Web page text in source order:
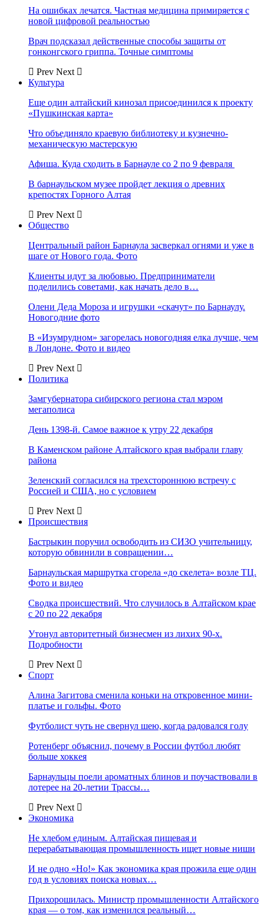
На ошибках лечатся. Частная медицина примиряется с
новой цифровой реальностью
Врач подсказал действенные способы защиты от
гонконгского гриппа. Точные симптомы
Prev Next
Культура
Еще один алтайский кинозал присоединился к проекту
«Пушкинская карта»
Что объединяло краевую библиотеку и кузнечно-
механическую мастерскую
Афиша. Куда сходить в Барнауле со 2 по 9 февраля
В барнаульском музее пройдет лекция о древних
крепостях Горного Алтая
Prev Next
Общество
Центральный район Барнаула засверкал огнями и уже в
шаге от Нового года. Фото
Клиенты идут за любовью. Предприниматели
поделились советами, как начать дело в…
Олени Деда Мороза и игрушки «скачут» по Барнаулу.
Новогодние фото
В «Изумрудном» загорелась новогодняя елка лучше, чем
в Лондоне. Фото и видео
Prev Next
Политика
Замгубернатора сибирского региона стал мэром
мегаполиса
День 1398-й. Самое важное к утру 22 декабря
В Каменском районе Алтайского края выбрали главу
района
Зеленский согласился на трехстороннюю встречу с
Россией и США, но с условием
Prev Next
Происшествия
Бастрыкин поручил освободить из СИЗО учительницу,
которую обвинили в совращении…
Барнаульская маршрутка сгорела «до скелета» возле ТЦ.
Фото и видео
Сводка происшествий. Что случилось в Алтайском крае
с 20 по 22 декабря
Утонул авторитетный бизнесмен из лихих 90-х.
Подробности
Prev Next
Спорт
Алина Загитова сменила коньки на откровенное мини-
платье и гольфы. Фото
Футболист чуть не свернул шею, когда радовался голу
Ротенберг объяснил, почему в России футбол любят
больше хоккея
Барнаульцы поели ароматных блинов и поучаствовали в
лотерее на 20-летии Трассы…
Prev Next
Экономика
Не хлебом единым. Алтайская пищевая и
перерабатывающая промышленность ищет новые ниши
И не одно «Но!» Как экономика края прожила еще один
год в условиях поиска новых…
Прихорошилась. Министр промышленности Алтайского
края — о том, как изменился реальный…